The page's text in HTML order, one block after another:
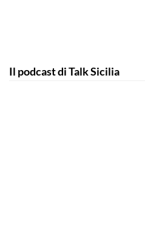
Il podcast di Talk Sicilia